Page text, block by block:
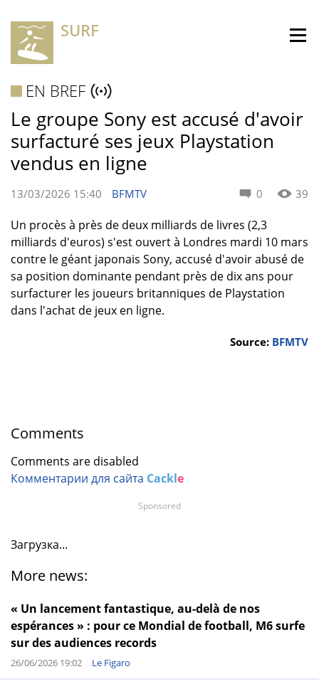
SURF
EN BREF
Le groupe Sony est accusé d'avoir
surfacturé ses jeux Playstation
vendus en ligne
0 39
13/03/2026 15:40 BFMTV
Un procès à près de deux milliards de livres (2,3
milliards d'euros) s'est ouvert à Londres mardi 10 mars
contre le géant japonais Sony, accusé d'avoir abusé de
sa position dominante pendant près de dix ans pour
surfacturer les joueurs britanniques de Playstation
dans l'achat de jeux en ligne.
Source: BFMTV
Comments
Comments are disabled
Комментарии для сайта Cackle
Загрузка...
More news:
« Un lancement fantastique, au-delà de nos
espérances » : pour ce Mondial de football, M6 surfe
sur des audiences records
26/06/2026 19:02 Le Figaro
Sponsored